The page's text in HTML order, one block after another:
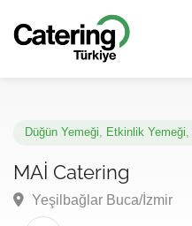
MAİ Catering
Yeşilbağlar Buca/İzmir